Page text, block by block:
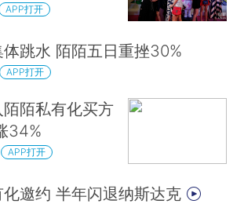
APP打开
跳水 陌陌五日重挫30%
APP打开
陌私有化买方
34%
APP打开
邀约 半年闪退纳斯达克